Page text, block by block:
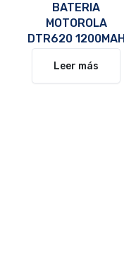
BATERIA
MOTOROLA
DTR620 1200MAH
Leer más